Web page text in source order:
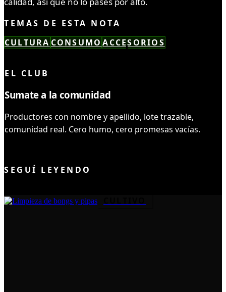
TEMAS DE ESTA NOTA
CULTURA CONSUMO ACCESORIOS
EL CLUB
Sumate a la comunidad
Productores con nombre y apellido, lote trazable,
comunidad real. Cero humo, cero promesas vacías.
SEGUÍ LEYENDO